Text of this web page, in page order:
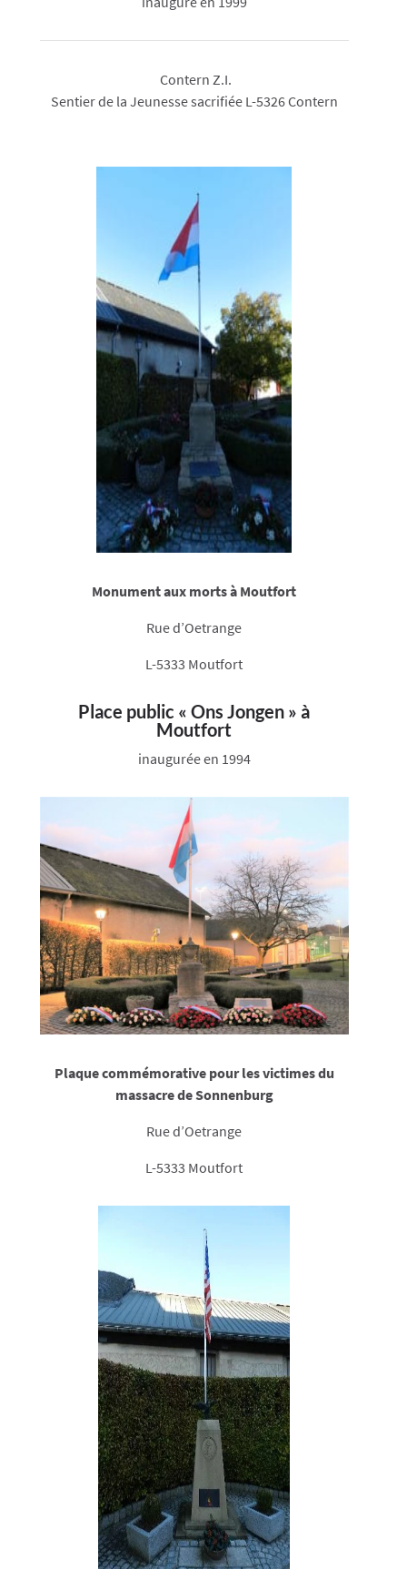
Contern Z.I.
Sentier de la Jeunesse sacrifiée L-5326 Contern
Monument aux morts à Moutfort
Rue d’Oetrange
L-5333 Moutfort
Place public « Ons Jongen » à
Moutfort
inaugurée en 1994
Plaque commémorative pour les victimes du
massacre de Sonnenburg
Rue d’Oetrange
L-5333 Moutfort